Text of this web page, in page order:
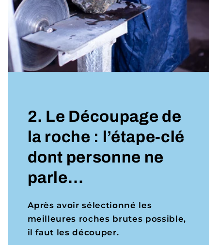
2. Le Découpage de
la roche : l’étape-clé
dont personne ne
parle…
Après avoir sélectionné les
meilleures roches brutes possible,
il faut les découper.